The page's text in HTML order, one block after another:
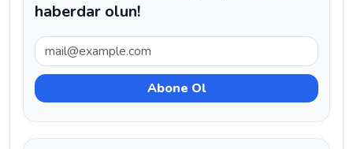
haberdar olun!